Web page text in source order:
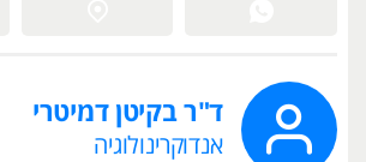
ד"ר בקיטן דמיטרי
אנדוקרינולוגיה